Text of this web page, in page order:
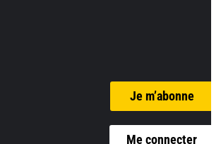
Je m’abonne
Me connecter